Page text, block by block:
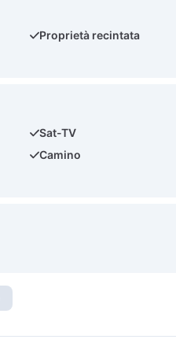
Proprietà recintata
Sat-TV
Camino